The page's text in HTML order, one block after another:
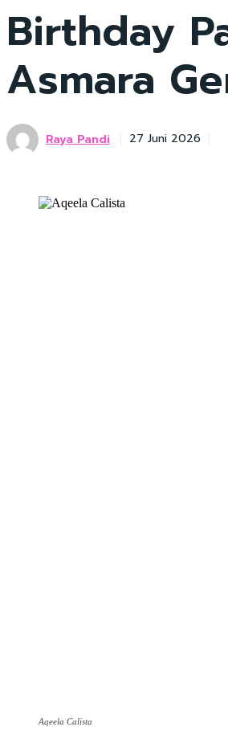
Birthday
Asmara
Raya Pandi 27 Juni 2026
Aqeela Calista